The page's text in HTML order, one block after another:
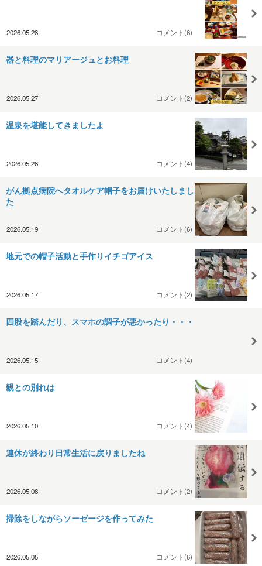
2026.05.28 コメント(6)
器と料理のマリアージュとお料理
2026.05.27 コメント(2)
温泉を堪能してきましたよ
2026.05.26 コメント(4)
がん拠点病院へタオルケア帽子をお届けいたしまし
た
2026.05.19 コメント(6)
地元での帽子活動と手作りイチゴアイス
2026.05.17 コメント(2)
四股を踏んだり、スマホの調子が悪かったり・・・
2026.05.15 コメント(4)
親との別れは
2026.05.10 コメント(4)
連休が終わり日常生活に戻りましたね
2026.05.08 コメント(2)
掃除をしながらソーゼージを作ってみた
2026.05.05 コメント(6)